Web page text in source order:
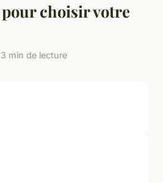
choisir votre
3 min de lecture